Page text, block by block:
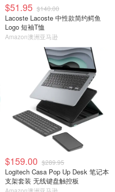
$51.95 $140.00
Lacoste Lacoste 中性款简约鳄鱼
Logo 短袖T恤
Amazon澳洲亚马逊
$159.00 $289.95
Logitech Casa Pop Up Desk 笔记本
支架套装 无线键盘触控板
Amazon澳洲亚马逊